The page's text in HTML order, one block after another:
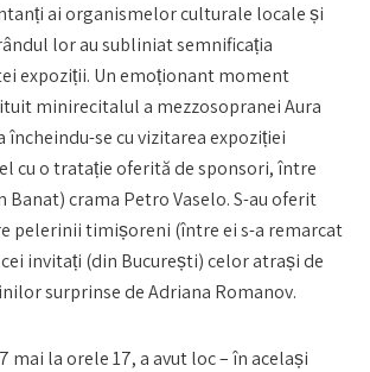
ai organismelor culturale locale și
lor au subliniat semnificația
expoziții. Un emoționant moment
minirecitalul a mezzosopranei Aura
încheindu-se cu vizitarea expoziției
cu o tratație oferită de sponsori, între
Banat) crama Petro Vaselo. S-au oferit
pelerinii timișoreni (între ei s-a remarcat
invitați (din București) celor atrași de
surprinse de Adriana Romanov.
mai la orele 17, a avut loc – în același